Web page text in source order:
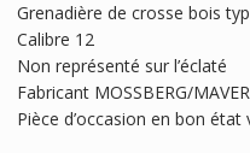
Grenadière de crosse bois
Calibre 12
Non représenté sur l’éclaté
Fabricant MOSSBERG/
Pièce d’occasion en bon état